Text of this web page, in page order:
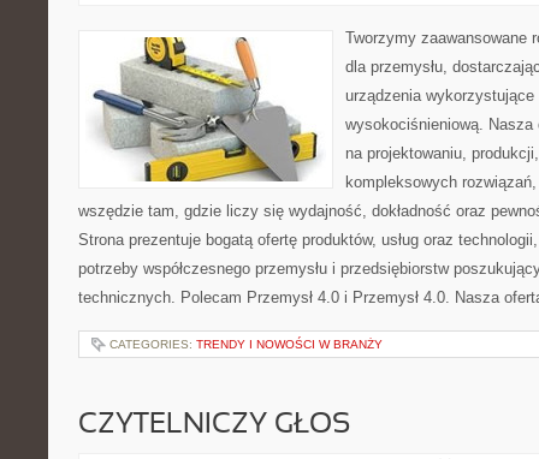
Tworzymy zaawansowane
dla przemysłu,
urządzenia wykorzystujące
wysokociśnieniową. Nasza
na projektowaniu,
kompleksowych
wszędzie tam, gdzie liczy się wydajność, dokładność oraz
Strona prezentuje bogatą ofertę produktów, usług oraz
potrzeby współczesnego przemysłu i przedsiębiorstw
technicznych. Polecam Przemysł 4.0 i Przemysł 4.0. Nasza
CATEGORIES: TRENDY I NOWOŚCI W BRANŻY
CZYTELNICZY GŁOS